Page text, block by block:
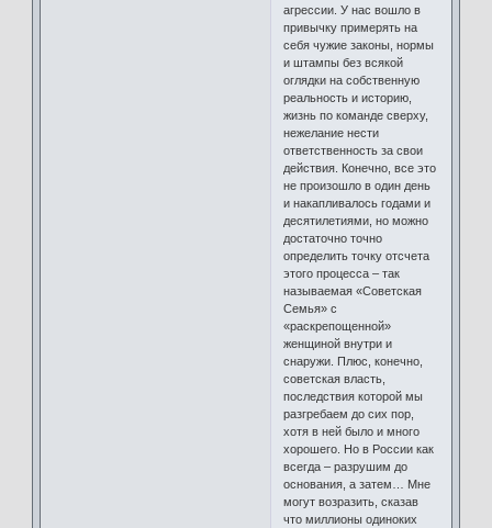
агрессии. У нас вошло в
привычку примерять на
себя чужие законы, нормы
и штампы без всякой
оглядки на собственную
реальность и историю,
жизнь по команде сверху,
нежелание нести
ответственность за свои
действия. Конечно, все это
не произошло в один день
и накапливалось годами и
десятилетиями, но можно
достаточно точно
определить точку отсчета
этого процесса – так
называемая «Советская
Семья» с
«раскрепощенной»
женщиной внутри и
снаружи. Плюс, конечно,
советская власть,
последствия которой мы
разгребаем до сих пор,
хотя в ней было и много
хорошего. Но в России как
всегда – разрушим до
основания, а затем… Мне
могут возразить, сказав
что миллионы одиноких